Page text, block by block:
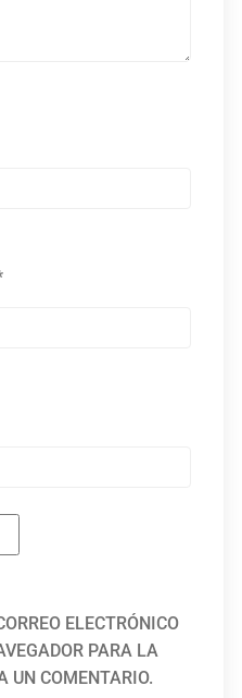
ELECTRÓNICO
PARA LA
UN COMENTARIO.